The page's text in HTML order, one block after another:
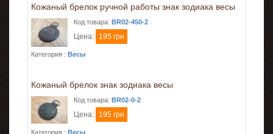
Кожаный брелок ручной работы знак зодиака весы
Код товара: BR02-450-2
Цена: 195 грн
Категория : Весы
Кожаный брелок знак зодиака весы
Код товара: BR02-0-2
Цена: 195 грн
Категория : Весы